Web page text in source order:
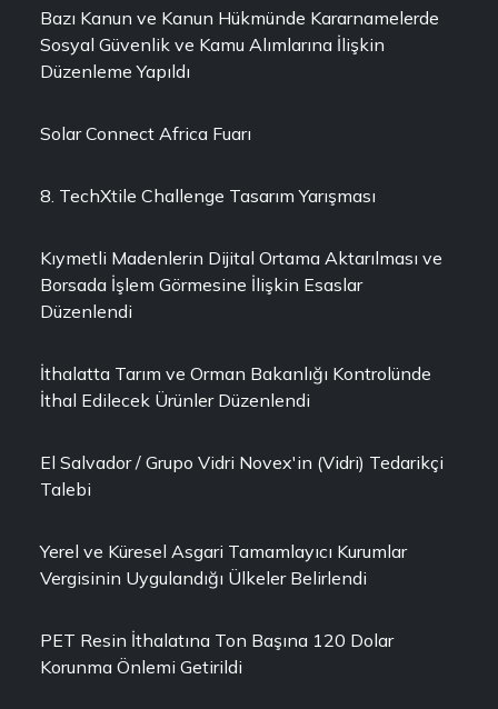
Bazı Kanun ve Kanun Hükmünde Kararnamelerde
Sosyal Güvenlik ve Kamu Alımlarına İlişkin
Düzenleme Yapıldı
Solar Connect Africa Fuarı
8. TechXtile Challenge Tasarım Yarışması
Kıymetli Madenlerin Dijital Ortama Aktarılması ve
Borsada İşlem Görmesine İlişkin Esaslar
Düzenlendi
İthalatta Tarım ve Orman Bakanlığı Kontrolünde
İthal Edilecek Ürünler Düzenlendi
El Salvador / Grupo Vidri Novex'in (Vidri) Tedarikçi
Talebi
Yerel ve Küresel Asgari Tamamlayıcı Kurumlar
Vergisinin Uygulandığı Ülkeler Belirlendi
PET Resin İthalatına Ton Başına 120 Dolar
Korunma Önlemi Getirildi